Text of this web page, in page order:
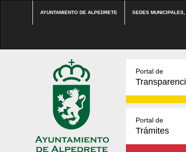
AYUNTAMIENTO DE ALPEDRETE SEDES
Portal de
Portal de
Trámites